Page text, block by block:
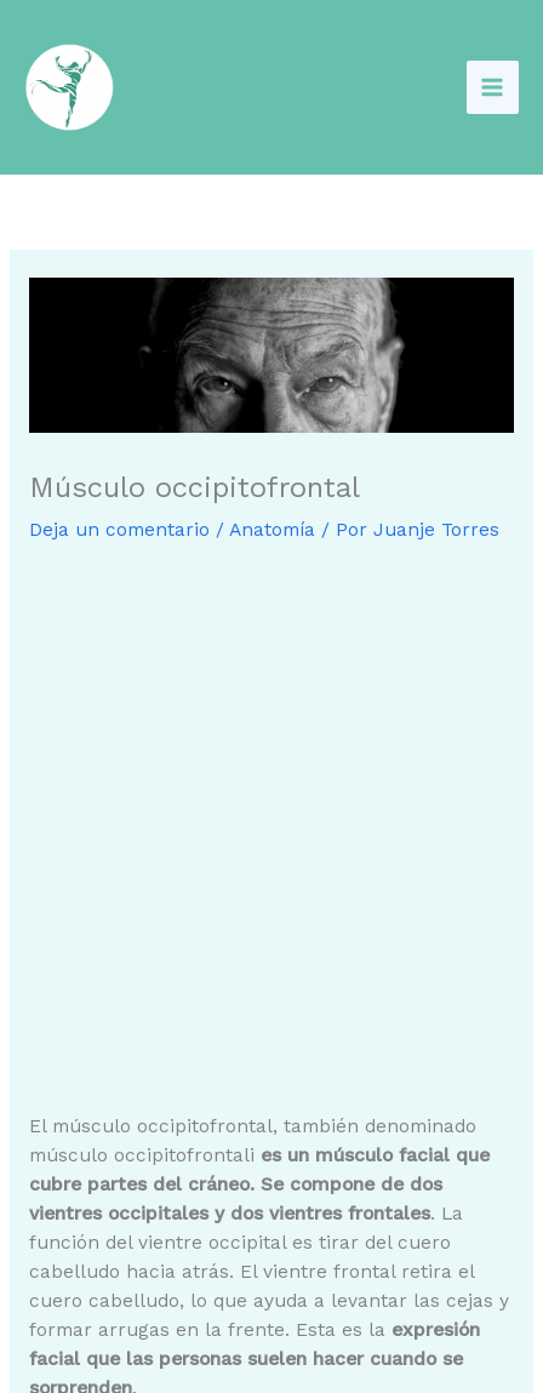
contenido
Músculo occipitofrontal
Deja un comentario / Anatomía/ Por Juanje Torres
El músculo occipitofrontal, también denominado
músculo occipitofrontali es un músculo facial que
cubre partes del cráneo. Se compone de dos
vientres occipitales y dos vientres frontales. La
función del vientre occipital es tirar del cuero
cabelludo hacia atrás. El vientre frontal retira el
cuero cabelludo, lo que ayuda a levantar las cejas y
formar arrugas en la frente. Esta es la expresión
facial que las personas suelen hacer cuando se
sorprenden.